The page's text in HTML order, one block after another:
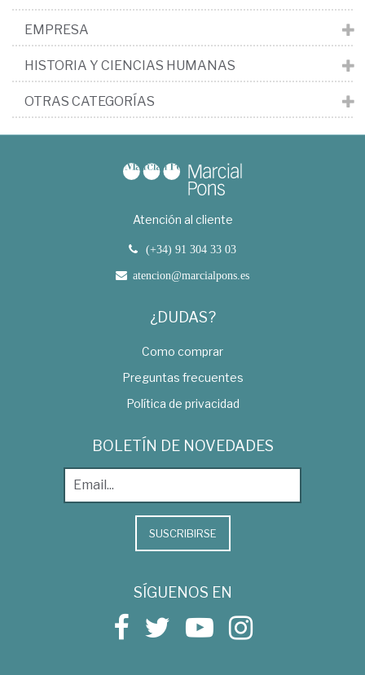
EMPRESA
HISTORIA Y CIENCIAS HUMANAS
OTRAS CATEGORÍAS
Atención al cliente
(+34) 91 304 33 03
atencion@marcialpons.es
¿DUDAS?
Como comprar
Preguntas frecuentes
Política de privacidad
BOLETÍN DE NOVEDADES
SUSCRIBIRSE
SÍGUENOS EN